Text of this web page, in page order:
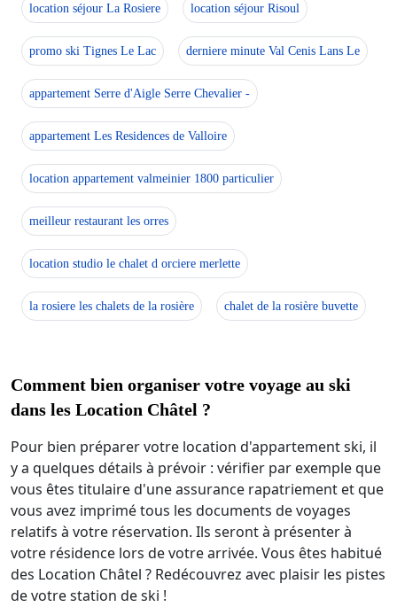
location séjour La Rosiere location séjour Risoul
promo ski Tignes Le Lac derniere minute Val Cenis Lans Le
appartement Serre d'Aigle Serre Chevalier -
appartement Les Residences de Valloire
location appartement valmeinier 1800 particulier
meilleur restaurant les orres
location studio le chalet d orciere merlette
la rosiere les chalets de la rosière chalet de la rosière buvette
Comment bien organiser votre voyage au ski
dans les Location Châtel ?
Pour bien préparer votre location d'appartement ski, il
y a quelques détails à prévoir : vérifier par exemple que
vous êtes titulaire d'une assurance rapatriement et que
vous avez imprimé tous les documents de voyages
relatifs à votre réservation. Ils seront à présenter à
votre résidence lors de votre arrivée. Vous êtes habitué
des Location Châtel ? Redécouvrez avec plaisir les pistes
de votre station de ski !